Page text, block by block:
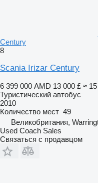
Century
8
Scania Irizar Century
6 399 000 AMD 13 000 £ ≈
Туристический автобус
2010
Количество мест 49
Великобритания,
Used Coach Sales
Связаться с продавцом